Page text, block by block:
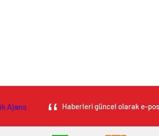
Haberleri güncel olarak e-